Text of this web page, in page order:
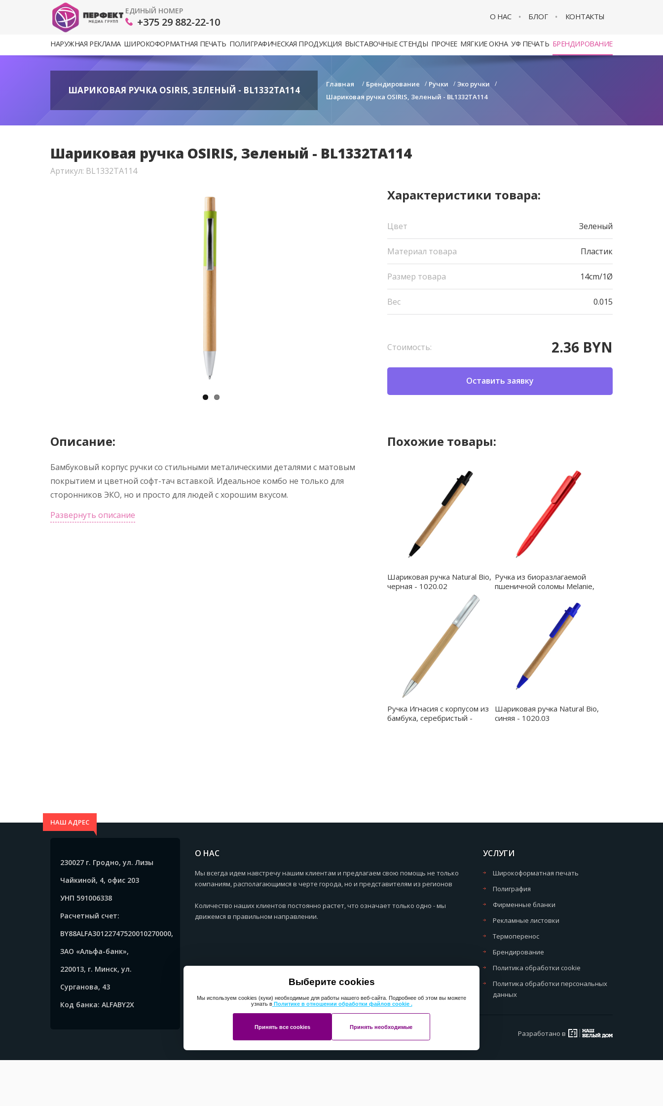
ЕДИНЫЙ НОМЕР
+375 29 882-22-10 О НАС БЛОГ КОНТАКТЫ
Выберите cookies
Мы используем cookies (куки) необходимые для работы нашего веб-сайта. Подробнее об этом вы можете
узнать вПолитике в отношении обработки файлов cookie .
Принять все cookies Принять необходимые
НАРУЖНАЯ РЕКЛАМА ШИРОКОФОРМАТНАЯ ПЕЧАТЬ ПОЛИГРАФИЧЕСКАЯ ПРОДУКЦИЯ ВЫСТАВОЧНЫЕ СТЕНДЫ ПРОЧЕЕ МЯГКИЕ ОКНА УФ ПЕЧАТЬ БРЕНДИРОВАНИЕ
ШАРИКОВАЯ РУЧКА OSIRIS, ЗЕЛЕНЫЙ - BL1332TA114
Главная / Брендирование / Ручки / Эко ручки /
Шариковая ручка OSIRIS, Зеленый - BL1332TA114
Шариковая ручка OSIRIS, Зеленый - BL1332TA114
Артикул: BL1332TA114
Характеристики товара:
Цвет Зеленый
Материал товара Пластик
Размер товара 14cm/1Ø
Вес 0.015
Стоимость: 2.36 BYN
Оставить заявку
Описание:
Бамбуковый корпус ручки со стильными металическими деталями с матовым
покрытием и цветной софт-тач вставкой. Идеальное комбо не только для
сторонников ЭКО, но и просто для людей с хорошим вкусом.
Развернуть описание
Похожие товары:
Шариковая ручка Natural Bio,
черная - 1020.02
Ручка из биоразлагаемой
пшеничной соломы Melanie,
Ручка Игнасия с корпусом из
бамбука, серебристый -
Шариковая ручка Natural Bio,
синяя - 1020.03
НАШ АДРЕС
230027 г. Гродно, ул. Лизы
Чайкиной, 4, офис 203
УНП 591006338
Расчетный счет:
BY88ALFA30122747520010270000,
ЗАО «Альфа-банк»,
220013, г. Минск, ул.
Сурганова, 43
Код банка: ALFABY2X
О НАС
Мы всегда идем навстречу нашим клиентам и предлагаем свою помощь не только
компаниям, располагающимся в черте города, но и представителям из регионов
Количество наших клиентов постоянно растет, что означает только одно - мы
движемся в правильном направлении.
УСЛУГИ
Широкоформатная печать
Полиграфия
Фирменные бланки
Рекламные листовки
Термоперенос
Брендирование
Политика обработки cookie
Политика обработки персональных
данных
Разработано в